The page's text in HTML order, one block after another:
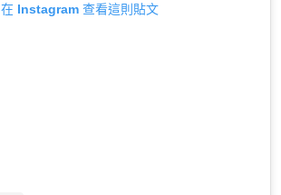
在 Instagram 查看這則貼文